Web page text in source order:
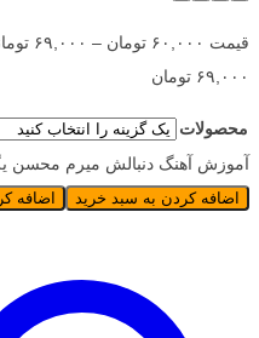
قیمت ۶۰,۰۰۰ تومان – ۶۹,۰۰۰
۶۹,۰۰۰ تومان
محصولات
آموزش آهنگ دنبالش میرم محسن
اضافه کردن به سبد خرید اضافه